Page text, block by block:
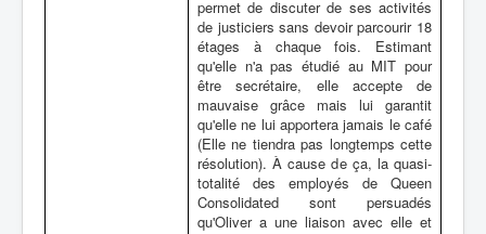
permet de discuter de ses activités
de justiciers sans devoir parcourir 18
étages à chaque fois. Estimant
qu'elle n'a pas étudié au MIT pour
être secrétaire, elle accepte de
mauvaise grâce mais lui garantit
qu'elle ne lui apportera jamais le café
(Elle ne tiendra pas longtemps cette
résolution). À cause de ça, la quasi-
totalité des employés de Queen
Consolidated sont persuadés
qu'Oliver a une liaison avec elle et